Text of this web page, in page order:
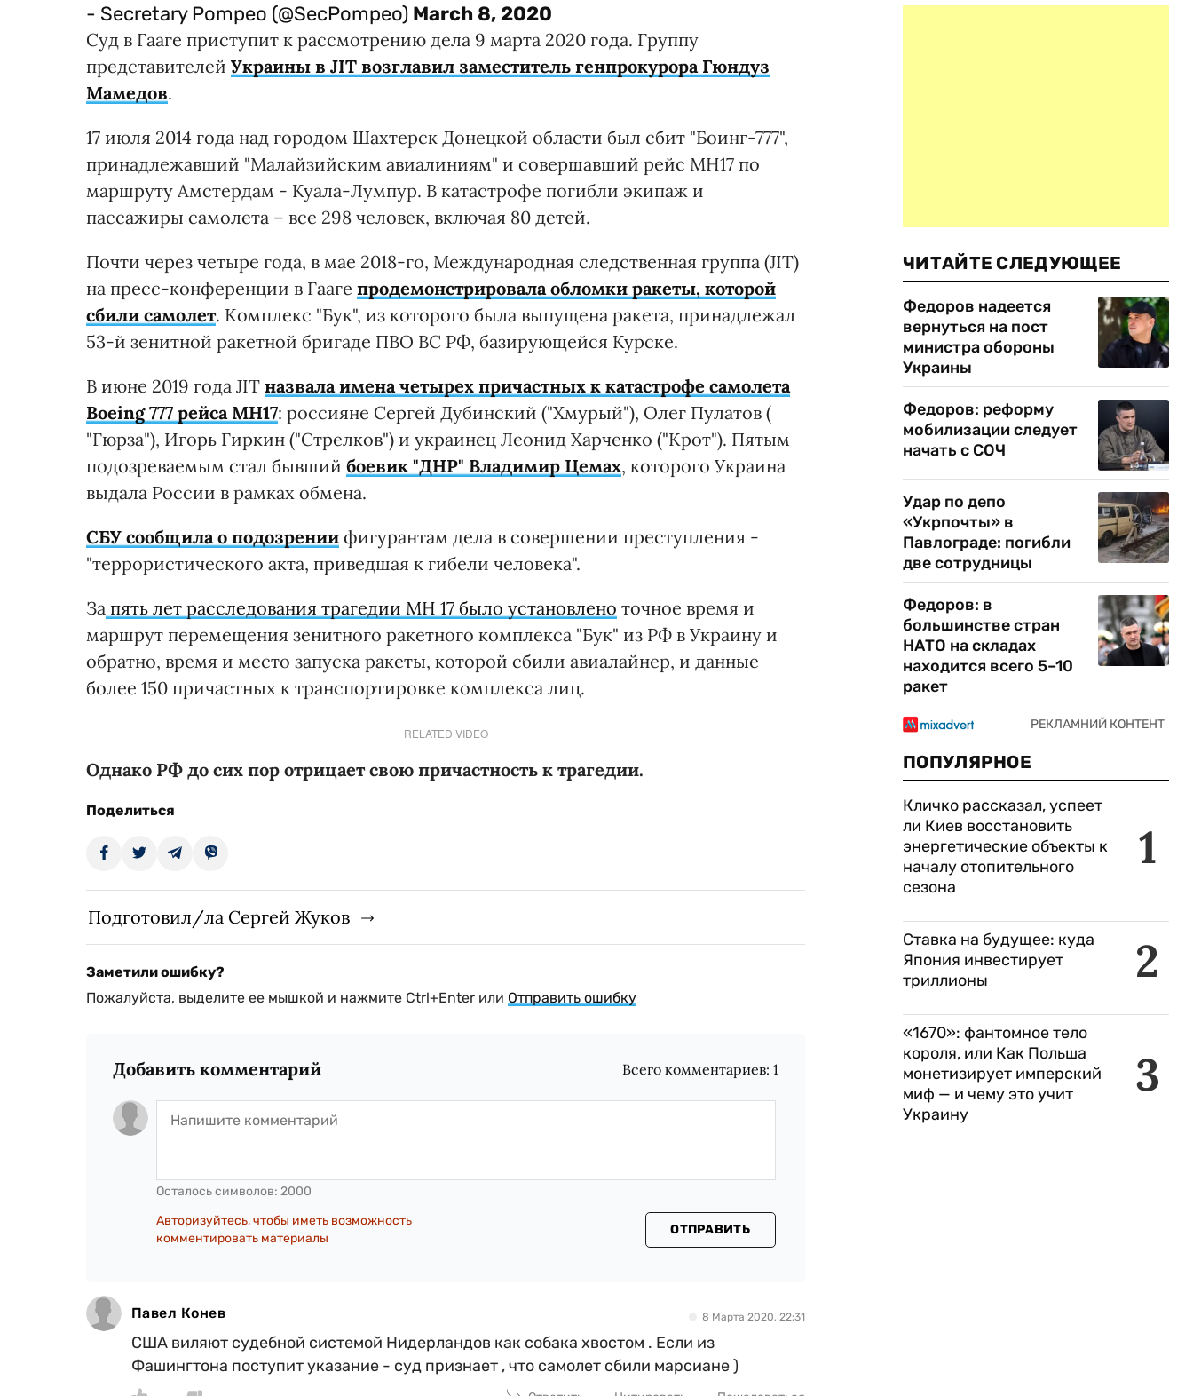
- Secretary Pompeo (@SecPompeo) March 8, 2020
Суд в Гааге приступит к рассмотрению дела 9 марта 2020 года. Группу
представителей Украины в JIT возглавил заместитель генпрокурора Гюндуз
Мамедов.
17 июля 2014 года над городом Шахтерск Донецкой области был сбит "Боинг-777",
принадлежавший "Малайзийским авиалиниям" и совершавший рейс МН17 по
маршруту Амстердам - Куала-Лумпур. В катастрофе погибли экипаж и
пассажиры самолета – все 298 человек, включая 80 детей.
Почти через четыре года, в мае 2018-го, Международная следственная группа (JIT)
на пресс-конференции в Гааге продемонстрировала обломки ракеты, которой
сбили самолет. Комплекс "Бук", из которого была выпущена ракета, принадлежал
53-й зенитной ракетной бригаде ПВО ВС РФ, базирующейся Курске.
В июне 2019 года JIT назвала имена четырех причастных к катастрофе самолета
Boeing 777 рейса MH17: россияне Сергей Дубинский ("Хмурый"), Олег Пулатов (
"Гюрза"), Игорь Гиркин ("Стрелков") и украинец Леонид Харченко ("Крот"). Пятым
подозреваемым стал бывший боевик "ДНР" Владимир Цемах, которого Украина
выдала России в рамках обмена.
СБУ сообщила о подозрении фигурантам дела в совершении преступления -
"террористического акта, приведшая к гибели человека".
За пять лет расследования трагедии MH 17 было установлено точное время и
маршрут перемещения зенитного ракетного комплекса "Бук" из РФ в Украину и
обратно, время и место запуска ракеты, которой сбили авиалайнер, и данные
более 150 причастных к транспортировке комплекса лиц.
RELATED VIDEO
Однако РФ до сих пор отрицает свою причастность к трагедии.
Поделиться
Подготовил/ла Сергей Жуков
Заметили ошибку?
Пожалуйста, выделите ее мышкой и нажмите Ctrl+Enter или Отправить ошибку
Добавить комментарий Всего комментариев:1
Осталось символов: 2000
Авторизуйтесь, чтобы иметь возможность
комментировать материалы
ОТПРАВИТЬ
Павел Конев 8 Марта 2020, 22:31
США виляют судебной системой Нидерландов как собака хвостом . Если из
Фашингтона поступит указание - суд признает , что самолет сбили марсиане )
ЧИТАЙТЕ СЛЕДУЮЩЕЕ
Федоров надеется
вернуться на пост
министра обороны
Украины
Федоров: реформу
мобилизации следует
начать с СОЧ
Удар по депо
«Укрпочты» в
Павлограде: погибли
две сотрудницы
Федоров: в
большинстве стран
НАТО на складах
находится всего 5–10
ракет
ПОПУЛЯРНОЕ
1
Кличко рассказал, успеет
ли Киев восстановить
энергетические объекты к
началу отопительного
сезона
2
Ставка на будущее: куда
Япония инвестирует
триллионы
3
«1670»: фантомное тело
короля, или Как Польша
монетизирует имперский
миф — и чему это учит
Украину